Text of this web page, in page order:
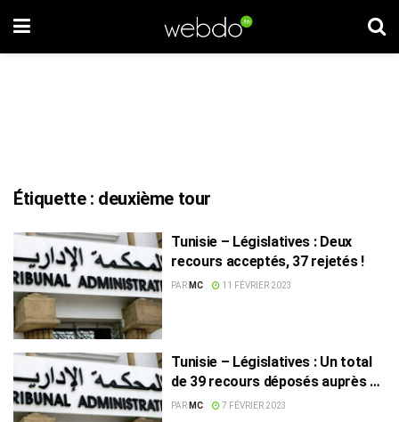
Étiquette : deuxième tour
Tunisie – Législatives : Deux
recours acceptés, 37 rejetés !
PAR MC 11 FÉVRIER 2023
Tunisie – Législatives : Un total
de 39 recours déposés auprès du
Tribunal administratif
PAR MC 7 FÉVRIER 2023